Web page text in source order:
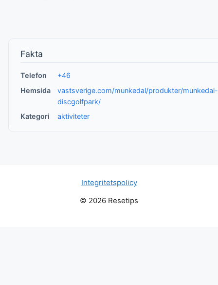
Fakta
Telefon
+46
Hemsida
vastsverige.com/munkedal/produkter/munkedal-
discgolfpark/
Kategori
aktiviteter
Integritetspolicy
© 2026 Resetips